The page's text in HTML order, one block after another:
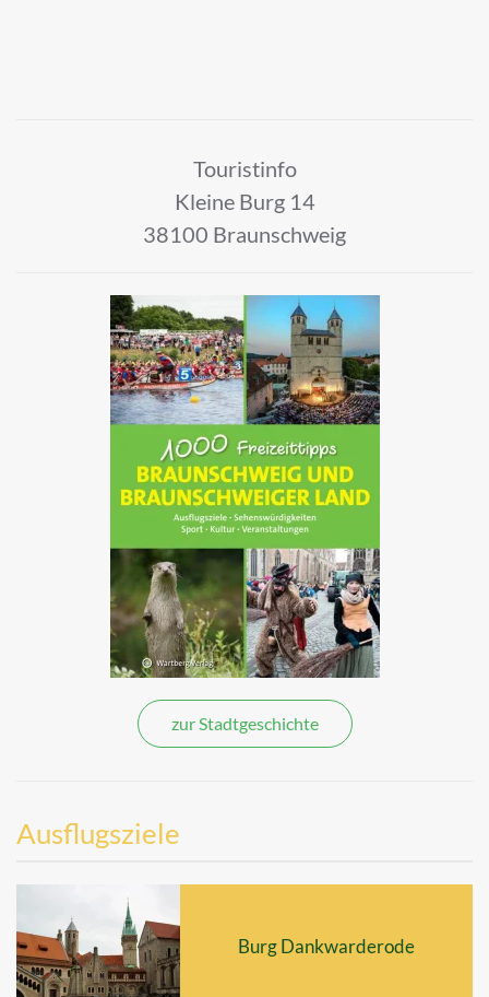
Touristinfo
Kleine Burg 14
38100 Braunschweig
zur Stadtgeschichte
Ausflugsziele
Burg Dankwarderode